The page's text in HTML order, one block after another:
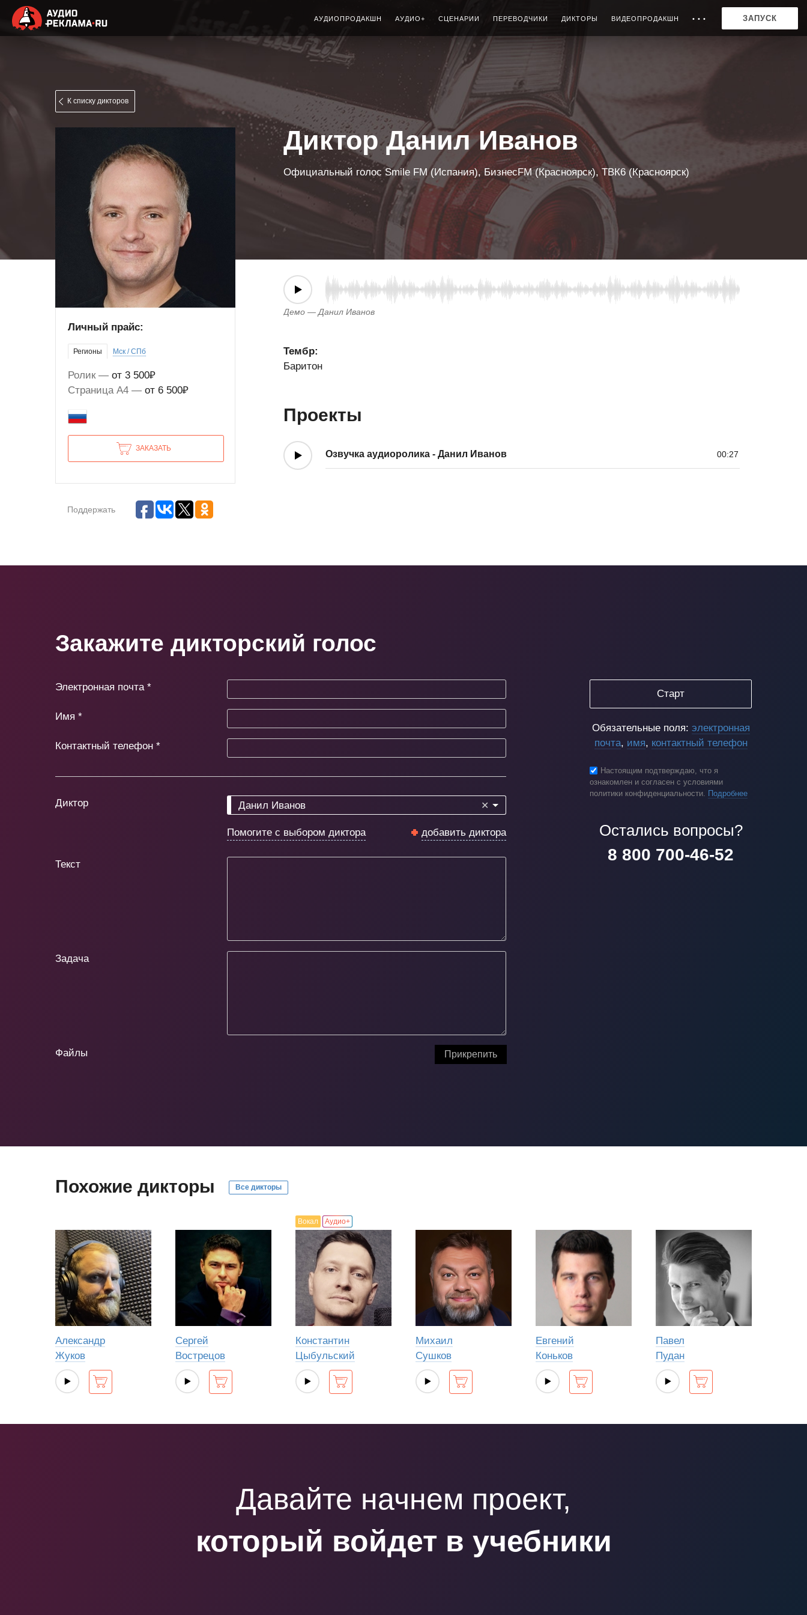
К списку дикторов
Личный прайс:
Регионы Мск / СПб
Ролик
от 3 500₽
Страница А4
от 6 500₽
ЗАКАЗАТЬ
Поддержать
Диктор Данил Иванов
Официальный голос Smile FM (Испания), БизнесFM (Красноярск), ТВК6 (Красноярск)
Демо — Данил Иванов
Тембр:
Баритон
Проекты
Озвучка аудиоролика - Данил Иванов 00:27
Закажите дикторский голос
Электронная почта *
Имя *
Контактный телефон *
Диктор ✕
Данил Иванов
Помогите с выбором диктора добавить диктора
Текст
Задача
Файлы Прикрепить
Старт
Обязательные поля: электронная
почта, имя, контактный телефон
Настоящим подтверждаю, что я
ознакомлен и согласен с условиями
политики конфиденциальности. Подробнее
Остались вопросы?
8 800 700-46-52
Похожие дикторы Все дикторы
Александр
Жуков
Сергей
Вострецов
Вокал Аудио+
Константин
Цыбульский
Михаил
Сушков
Евгений
Коньков
Павел
Пудан
АУДИОПРОДАКШН АУДИО+ СЦЕНАРИИ ПЕРЕВОДЧИКИ ДИКТОРЫ ВИДЕОПРОДАКШН • • • ЗАПУСК
Давайте начнем проект,
который войдет в учебники